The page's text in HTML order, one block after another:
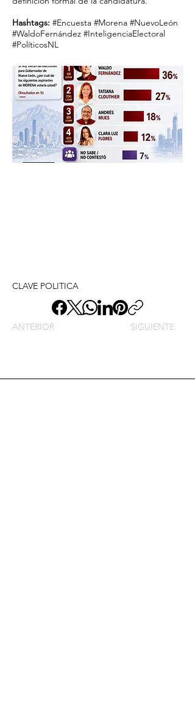
Hashtags: #Encuesta #Morena #NuevoLeón
#WaldoFernández #InteligenciaElectoral
#PolíticosNL
CLAVE POLITICA
ANTERIOR SIGUIENTE